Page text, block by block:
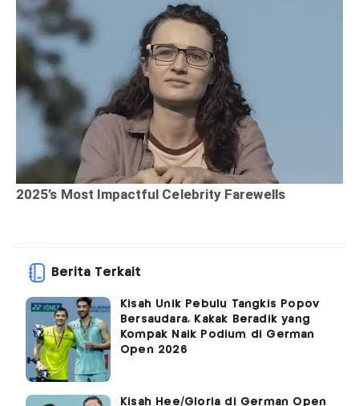
Berita Terkait
Kisah Unik Pebulu Tangkis Popov
Bersaudara, Kakak Beradik yang
Kompak Naik Podium di German
Open 2026
Kisah Hee/Gloria di German Open